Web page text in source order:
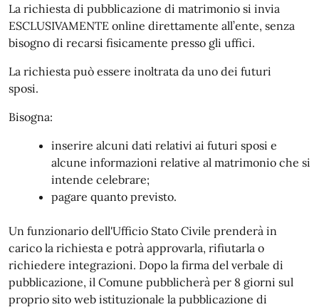
La richiesta di pubblicazione di matrimonio si invia
ESCLUSIVAMENTE online direttamente all’ente, senza
bisogno di recarsi fisicamente presso gli uffici.
La richiesta può essere inoltrata da uno dei futuri
sposi.
Bisogna:
inserire alcuni dati relativi ai futuri sposi e
alcune informazioni relative al matrimonio che si
intende celebrare;
pagare quanto previsto.
Un funzionario dell'Ufficio Stato Civile prenderà in
carico la richiesta e potrà approvarla, rifiutarla o
richiedere integrazioni. Dopo la firma del verbale di
pubblicazione, il Comune pubblicherà per 8 giorni sul
proprio sito web istituzionale la pubblicazione di